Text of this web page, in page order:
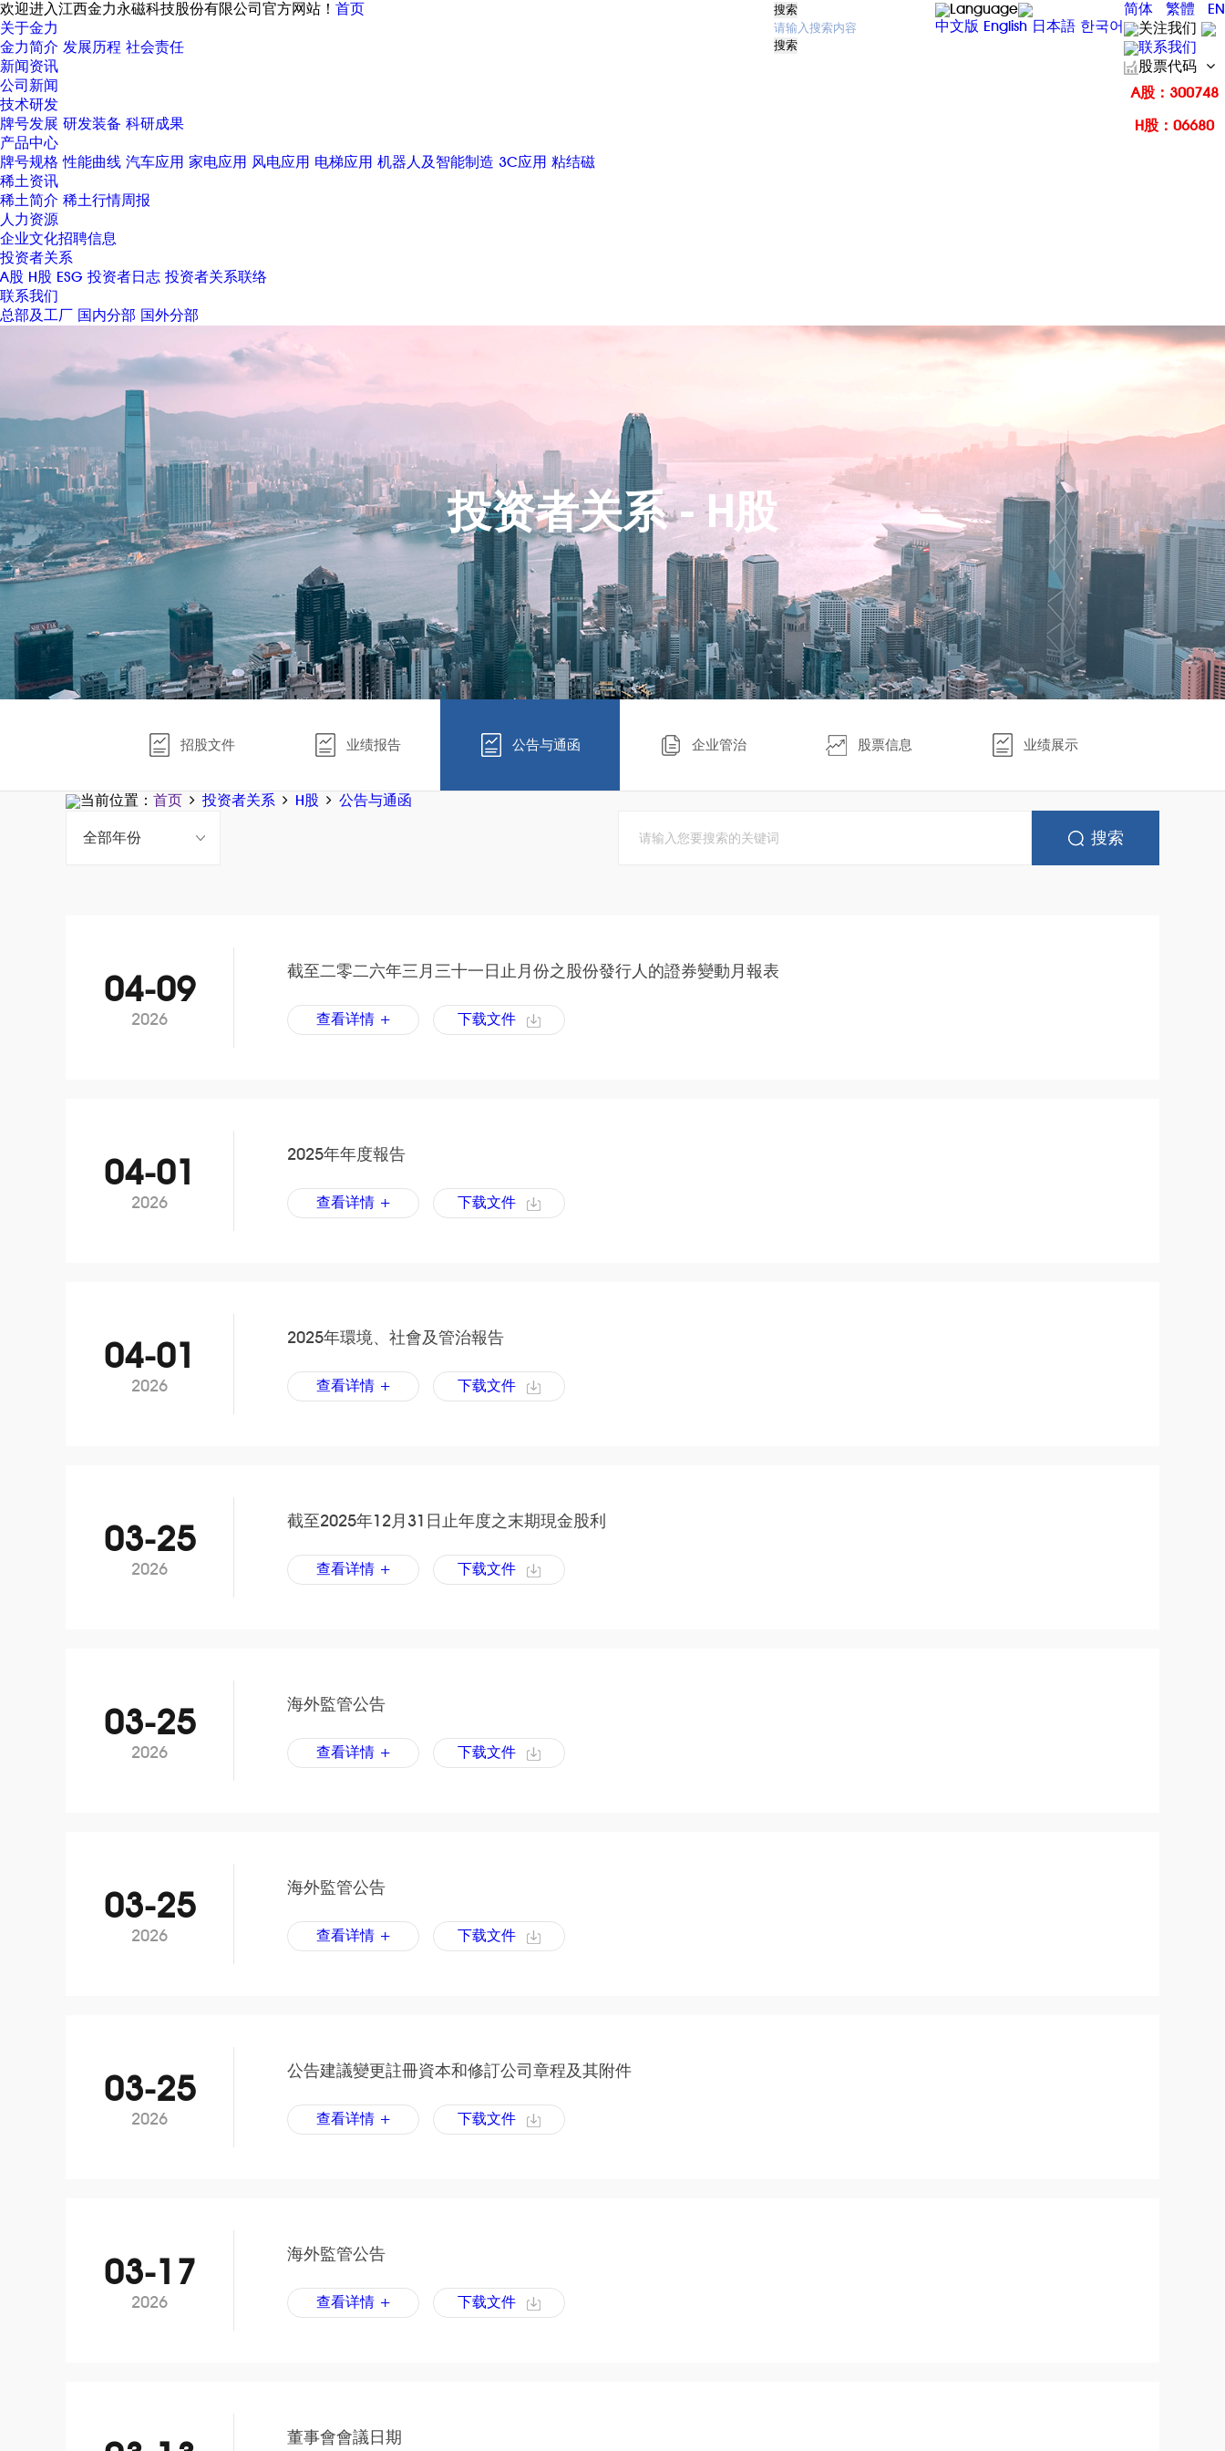
欢迎进入江西金力永磁科技股份有限公司官方网站！ 简体 繁體
EN
关注我们
联系我们
股票代码
A股：300748
H股：06680
Language
中文版 English 日本語 한국어
搜索
首页
关于金力
金力简介 发展历程 社会责任
新闻资讯
公司新闻
技术研发
牌号发展 研发装备 科研成果
产品中心
牌号规格 性能曲线 汽车应用 家电应用 风电应用 电梯应用 机器人及智能制造 3C应用 粘结磁
稀土资讯
稀土简介 稀土行情周报
人力资源
企业文化招聘信息
投资者关系
A股 H股 ESG 投资者日志 投资者关系联络
联系我们
总部及工厂 国内分部 国外分部
投资者关系 - H股
招股文件 业绩报告 公告与通函 企业管治 股票信息 业绩展示
当前位置： 首页 投资者关系 H股 公告与通函
04-09
2026
截至二零二六年三月三十一日止月份之股份發行人的證券變動月報表
查看详情 + 下载文件
04-01
2026
2025年年度報告
查看详情 + 下载文件
04-01
2026
2025年環境、社會及管治報告
查看详情 + 下载文件
03-25
2026
截至2025年12月31日止年度之末期現金股利
查看详情 + 下载文件
03-25
2026
海外監管公告
查看详情 + 下载文件
03-25
2026
海外監管公告
查看详情 + 下载文件
03-25
2026
公告建議變更註冊資本和修訂公司章程及其附件
查看详情 + 下载文件
03-17
2026
海外監管公告
查看详情 + 下载文件
董事會會議日期